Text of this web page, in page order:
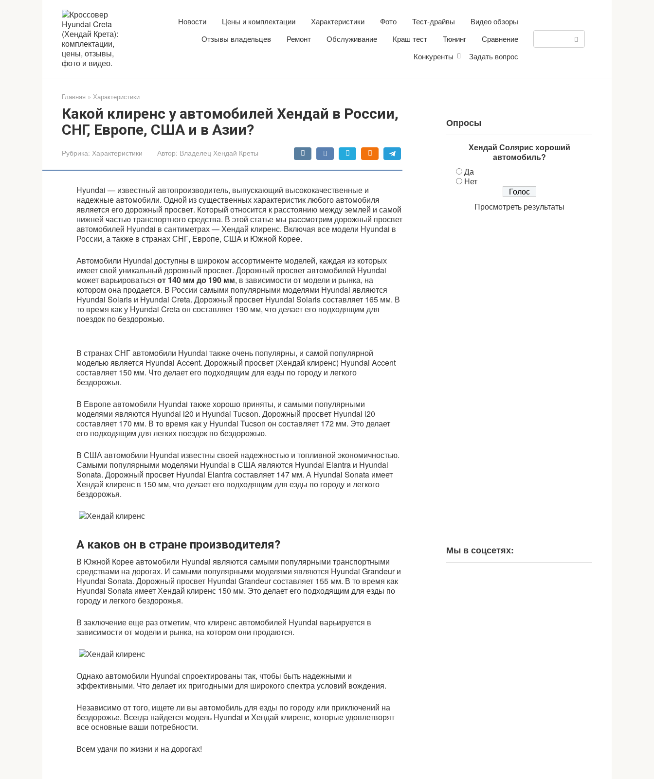
Новости Цены и комплектации Характеристики Фото Тест-драйвы
Видео обзоры
Отзывы владельцев
Ремонт Обслуживание Краш тест Тюнинг
Сравнение
Конкуренты
Задать вопрос
Поиск:
Главная » Характеристики
Какой клиренс у автомобилей Хендай в России,
СНГ, Европе, США и в Азии?
Рубрика: Характеристики Автор: Владелец Хендай Креты
Hyundai — известный автопроизводитель, выпускающий высококачественные и
надежные автомобили. Одной из существенных характеристик любого автомобиля
является его дорожный просвет. Который относится к расстоянию между землей и самой
нижней частью транспортного средства. В этой статье мы рассмотрим дорожный просвет
автомобилей Hyundai в сантиметрах — Хендай клиренс. Включая все модели Hyundai в
России, а также в странах СНГ, Европе, США и Южной Корее.
Автомобили Hyundai доступны в широком ассортименте моделей, каждая из которых
имеет свой уникальный дорожный просвет. Дорожный просвет автомобилей Hyundai
может варьироваться от 140 мм до 190 мм, в зависимости от модели и рынка, на
котором она продается. В России самыми популярными моделями Hyundai являются
Hyundai Solaris и Hyundai Creta. Дорожный просвет Hyundai Solaris составляет 165 мм. В
то время как у Hyundai Creta он составляет 190 мм, что делает его подходящим для
поездок по бездорожью.
В странах СНГ автомобили Hyundai также очень популярны, и самой популярной
моделью является Hyundai Accent. Дорожный просвет (Хендай клиренс) Hyundai Accent
составляет 150 мм. Что делает его подходящим для езды по городу и легкого
бездорожья.
В Европе автомобили Hyundai также хорошо приняты, и самыми популярными
моделями являются Hyundai i20 и Hyundai Tucson. Дорожный просвет Hyundai i20
составляет 170 мм. В то время как у Hyundai Tucson он составляет 172 мм. Это делает
его подходящим для легких поездок по бездорожью.
В США автомобили Hyundai известны своей надежностью и топливной экономичностью.
Самыми популярными моделями Hyundai в США являются Hyundai Elantra и Hyundai
Sonata. Дорожный просвет Hyundai Elantra составляет 147 мм. А Hyundai Sonata имеет
Хендай клиренс в 150 мм, что делает его подходящим для езды по городу и легкого
бездорожья.
А каков он в стране производителя?
В Южной Корее автомобили Hyundai являются самыми популярными транспортными
средствами на дорогах. И самыми популярными моделями являются Hyundai Grandeur и
Hyundai Sonata. Дорожный просвет Hyundai Grandeur составляет 155 мм. В то время как
Hyundai Sonata имеет Хендай клиренс 150 мм. Это делает его подходящим для езды по
городу и легкого бездорожья.
В заключение еще раз отметим, что клиренс автомобилей Hyundai варьируется в
зависимости от модели и рынка, на котором они продаются.
Однако автомобили Hyundai спроектированы так, чтобы быть надежными и
эффективными. Что делает их пригодными для широкого спектра условий вождения.
Независимо от того, ищете ли вы автомобиль для езды по городу или приключений на
бездорожье. Всегда найдется модель Hyundai и Хендай клиренс, которые удовлетворят
все основные ваши потребности.
Всем удачи по жизни и на дорогах!
Опросы
Хендай Солярис хороший
автомобиль?
Да
Нет
Просмотреть результаты
Мы в соцсетях: